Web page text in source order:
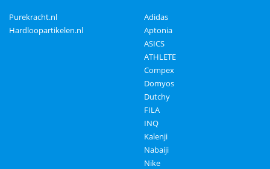
Purekracht.nl
Hardloopartikelen.nl
Adidas
Aptonia
ASICS
ATHLETE
Compex
Domyos
Dutchy
FILA
INQ
Kalenji
Nabaiji
Nike